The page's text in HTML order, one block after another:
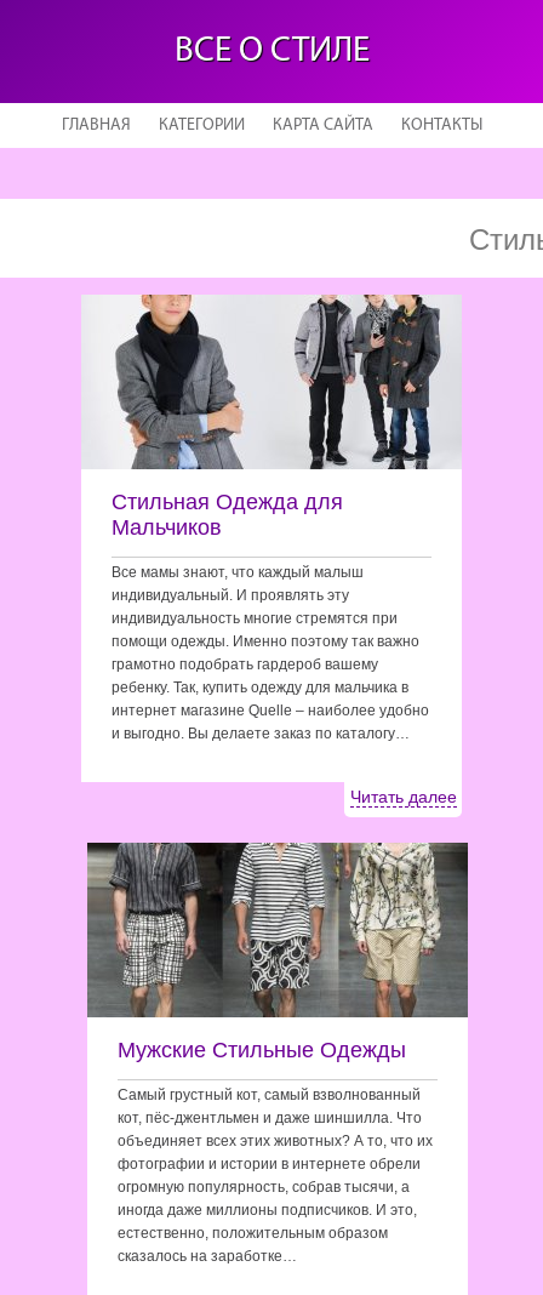
ВСЕ О СТИЛЕ
ГЛАВНАЯ КАТЕГОРИИ КАРТА САЙТА КОНТАКТЫ
Стильная Одежда для
Мальчиков
Все мамы знают, что каждый малыш
индивидуальный. И проявлять эту
индивидуальность многие стремятся при
помощи одежды. Именно поэтому так важно
грамотно подобрать гардероб вашему
ребенку. Так, купить одежду для мальчика в
интернет магазине Quelle – наиболее удобно
и выгодно. Вы делаете заказ по каталогу…
Читать далее
Мужские Стильные Одежды
Самый грустный кот, самый взволнованный
кот, пёс-джентльмен и даже шиншилла. Что
объединяет всех этих животных? А то, что их
фотографии и истории в интернете обрели
огромную популярность, собрав тысячи, а
иногда даже миллионы подписчиков. И это,
естественно, положительным образом
сказалось на заработке…